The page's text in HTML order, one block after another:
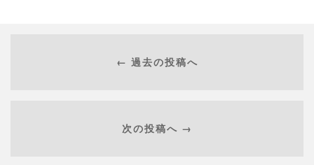
← 過去の投稿へ
次の投稿へ →